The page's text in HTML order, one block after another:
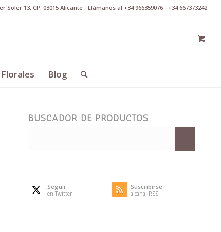
Soler 13, CP. 03015 Alicante - Llámanos al +34 966359076 - +34 667373242
Blog
BUSCADOR DE PRODUCTOS
Seguir
en Twitter
Suscribirse
a canal RSS